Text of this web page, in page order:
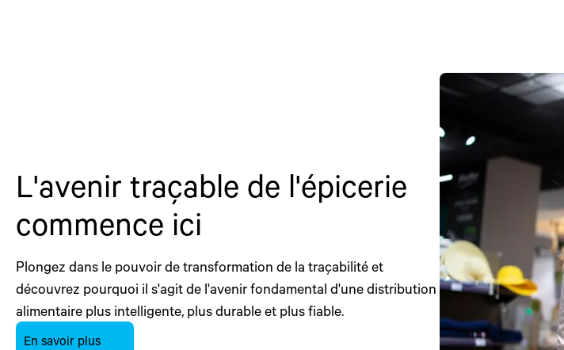
L'avenir traçable de l'épicerie
commence ici
Plongez dans le pouvoir de transformation de la traçabilité et
découvrez pourquoi il s'agit de l'avenir fondamental d'une distribution
alimentaire plus intelligente, plus durable et plus fiable.
En savoir plus